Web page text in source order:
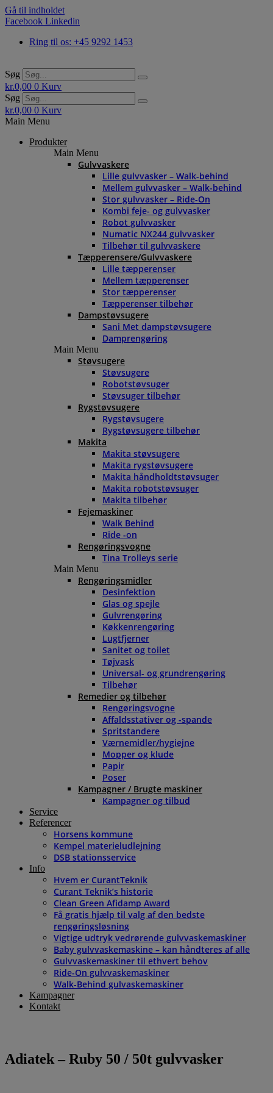
Gå til indholdet
Facebook Linkedin
Ring til os: +45 9292 1453
Søg
kr.0,00 0 Kurv
Søg
kr.0,00 0 Kurv
Main Menu
Produkter
Main Menu
Gulvvaskere
Lille gulvvasker – Walk-behind
Mellem gulvvasker – Walk-behind
Stor gulvvasker – Ride-On
Kombi feje- og gulvvasker
Robot gulvvasker
Numatic NX244 gulvvasker
Tilbehør til gulvvaskere
Tæpperensere/Gulvvaskere
Lille tæpperenser
Mellem tæpperenser
Stor tæpperenser
Tæpperenser tilbehør
Dampstøvsugere
Sani Met dampstøvsugere
Damprengøring
Main Menu
Støvsugere
Støvsugere
Robotstøvsuger
Støvsuger tilbehør
Rygstøvsugere
Rygstøvsugere
Rygstøvsugere tilbehør
Makita
Makita støvsugere
Makita rygstøvsugere
Makita håndholdtstøvsuger
Makita robotstøvsuger
Makita tilbehør
Fejemaskiner
Walk Behind
Ride -on
Rengøringsvogne
Tina Trolleys serie
Main Menu
Rengøringsmidler
Desinfektion
Glas og spejle
Gulvrengøring
Køkkenrengøring
Lugtfjerner
Sanitet og toilet
Tøjvask
Universal- og grundrengøring
Tilbehør
Remedier og tilbehør
Rengøringsvogne
Affaldsstativer og -spande
Spritstandere
Værnemidler/hygiejne
Mopper og klude
Papir
Poser
Kampagner / Brugte maskiner
Kampagner og tilbud
Service
Referencer
Horsens kommune
Kempel materieludlejning
DSB stationsservice
Info
Hvem er CurantTeknik
Curant Teknik’s historie
Clean Green Afidamp Award
Få gratis hjælp til valg af den bedste
rengøringsløsning
Vigtige udtryk vedrørende gulvvaskemaskiner
Baby gulvvaskemaskine – kan håndteres af alle
Gulvvaskemaskiner til ethvert behov
Ride-On gulvvaskemaskiner
Walk-Behind gulvaskemaskiner
Kampagner
Kontakt
Adiatek – Ruby 50 / 50t gulvvasker